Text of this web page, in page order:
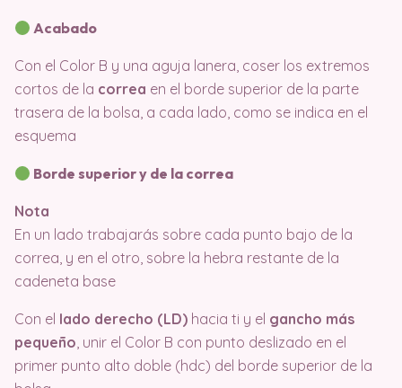
Acabado
Con el Color B y una aguja lanera, coser los extremos
cortos de la correa en el borde superior de la parte
trasera de la bolsa, a cada lado, como se indica en el
esquema
Borde superior y de la correa
Nota
En un lado trabajarás sobre cada punto bajo de la
correa, y en el otro, sobre la hebra restante de la
cadeneta base
Con el lado derecho (LD) hacia ti y el gancho más
pequeño, unir el Color B con punto deslizado en el
primer punto alto doble (hdc) del borde superior de la